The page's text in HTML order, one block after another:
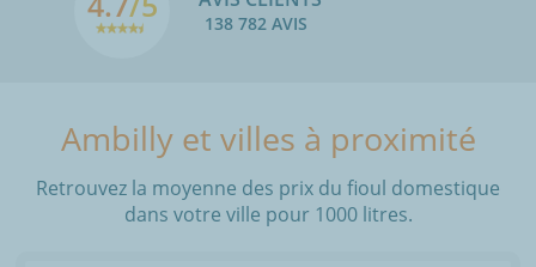
138 782 AVIS
Ambilly et villes à proximité
Retrouvez la moyenne des prix du fioul domestique
dans votre ville pour 1000 litres.